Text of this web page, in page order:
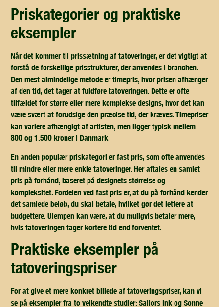
priskategorier og praktiske
eksempler
Når det kommer til prissætning af tatoveringer, er det vigtigt at
forstå de forskellige prisstrukturer, der anvendes i branchen.
Den mest almindelige metode er timepris, hvor prisen afhænger
af den tid, det tager at fuldføre tatoveringen. Dette er ofte
tilfældet for større eller mere komplekse designs, hvor det kan
være svært at forudsige den præcise tid, der kræves. Timepriser
kan variere afhængigt af artisten, men ligger typisk mellem
800 og 1.500 kroner i Danmark.
En anden populær priskategori er fast pris, som ofte anvendes
til mindre eller mere enkle tatoveringer. Her aftales en samlet
pris på forhånd, baseret på designets størrelse og
kompleksitet. Fordelen ved fast pris er, at du på forhånd kender
det samlede beløb, du skal betale, hvilket gør det lettere at
budgettere. Ulempen kan være, at du muligvis betaler mere,
hvis tatoveringen tager kortere tid end forventet.
praktiske eksempler på
tatoveringspriser
For at give et mere konkret billede af tatoveringspriser, kan vi
se på eksempler fra to velkendte studier: Sailors Ink og Sonne